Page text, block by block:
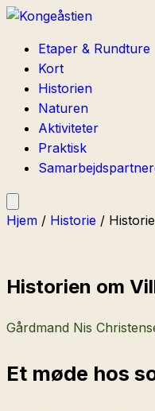
Etaper & Rundture
Kort
Historien
Naturen
Aktiviteter
Praktisk
Hjem / Historie /
Historien om
Gårdmand Nis
Et møde hos